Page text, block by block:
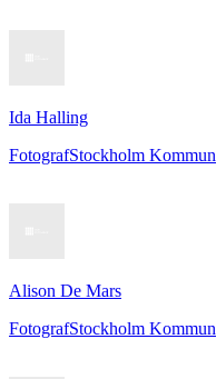
Ida Halling
FotografStockholm Kommun
Alison De Mars
FotografStockholm Kommun